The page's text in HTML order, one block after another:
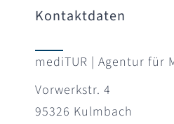
Kontaktdaten
mediTUR | Agentur für
Vorwerkstr. 4
95326 Kulmbach